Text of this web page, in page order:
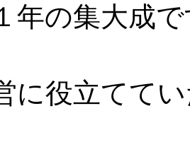
年の集大成
に役立てて